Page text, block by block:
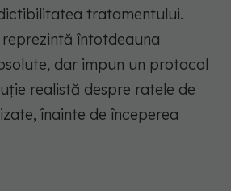
tratamentului.
întotdeauna
dar impun un protocol
realistă despre ratele de
înainte de începerea